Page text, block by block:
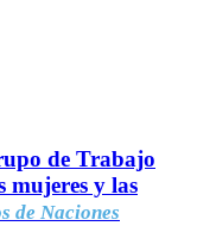
de Trabajo
mujeres y las
de Naciones